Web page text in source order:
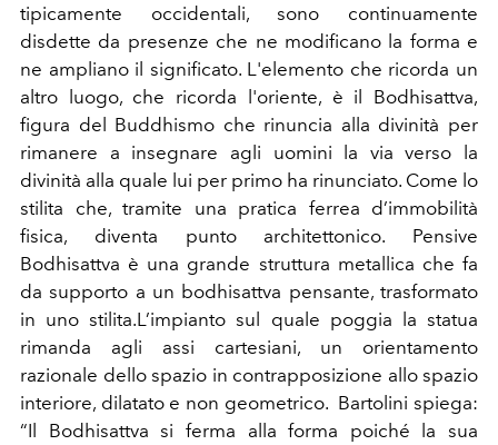
tipicamente occidentali, sono continuamente
disdette da presenze che ne modificano la forma e
ne ampliano il significato. L'elemento che ricorda un
altro luogo, che ricorda l'oriente, è il Bodhisattva,
figura del Buddhismo che rinuncia alla divinità per
rimanere a insegnare agli uomini la via verso la
divinità alla quale lui per primo ha rinunciato. Come lo
stilita che, tramite una pratica ferrea d’immobilità
fisica, diventa punto architettonico. Pensive
Bodhisattva è una grande struttura metallica che fa
da supporto a un bodhisattva pensante, trasformato
in uno stilita.L’impianto sul quale poggia la statua
rimanda agli assi cartesiani, un orientamento
razionale dello spazio in contrapposizione allo spazio
interiore, dilatato e non geometrico. Bartolini spiega:
“Il Bodhisattva si ferma alla forma poiché la sua